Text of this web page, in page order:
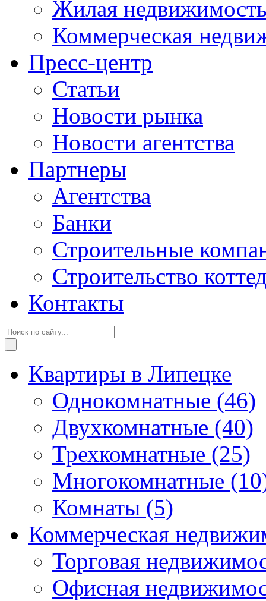
Жилая
Коммерческая
Пресс-центр
Статьи
Новости рынка
Новости агентства
Партнеры
Агентства
Банки
Строительные
Строительство
Контакты
Квартиры в Липецке
Однокомнатные (46)
Двухкомнатные (40)
Трехкомнатные (25)
Многокомнатные
Комнаты (5)
Коммерческая
Торговая
Офисная